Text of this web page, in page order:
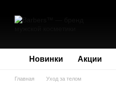
Новинки Акции
Главная Уход за телом